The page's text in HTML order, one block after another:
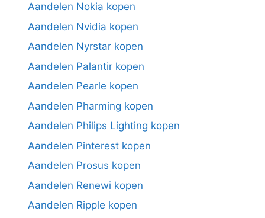
Aandelen Nokia kopen
Aandelen Nvidia kopen
Aandelen Nyrstar kopen
Aandelen Palantir kopen
Aandelen Pearle kopen
Aandelen Pharming kopen
Aandelen Philips Lighting kopen
Aandelen Pinterest kopen
Aandelen Prosus kopen
Aandelen Renewi kopen
Aandelen Ripple kopen